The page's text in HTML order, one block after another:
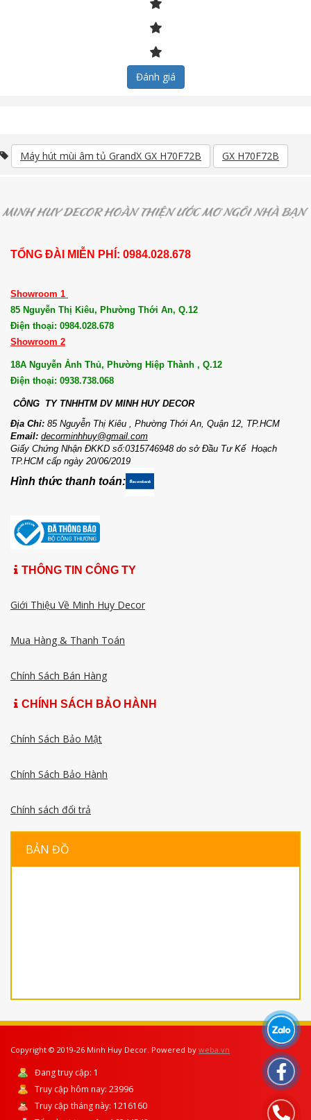
Đánh giá
Máy hút mùi âm tủ GrandX GX H70F72B GX H70F72B
TỔNG ĐÀI MIỄN PHÍ: 0984.028.678
Showroom 1
85 Nguyễn Thị Kiêu, Phường Thới An, Q.12
Điện thoại: 0984.028.678
Showroom 2
18A Nguyễn Ảnh Thủ, Phường Hiệp Thành , Q.12
Điện thoại: 0938.738.068
CÔNG TY TNHHTM DV MINH HUY DECOR
Địa Chỉ: 85 Nguyễn Thị Kiêu , Phường Thới An, Quận 12, TP.HCM
Email: decorminhhuy@gmail.com
Giấy Chứng Nhận ĐKKD số:0315746948 do sở Đầu Tư Kế Hoạch
TP.HCM cấp ngày 20/06/2019
Hình thức thanh toán:
THÔNG TIN CÔNG TY
Giới Thiệu Về Minh Huy Decor
Mua Hàng & Thanh Toán
Chính Sách Bán Hàng
CHÍNH SÁCH BẢO HÀNH
Chính Sách Bảo Mật
Chính Sách Bảo Hành
Chính sách đổi trả
BẢN ĐỒ
Copyright © 2019-26 Minh Huy Decor. Powered by weba.vn
Đang truy cập: 1
Truy cập hôm nay: 23996
Truy cập tháng này: 1216160